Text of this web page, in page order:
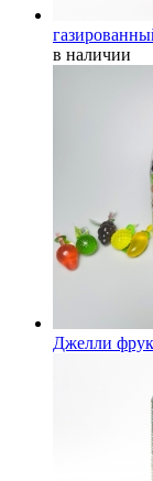
в наличии
Джелли